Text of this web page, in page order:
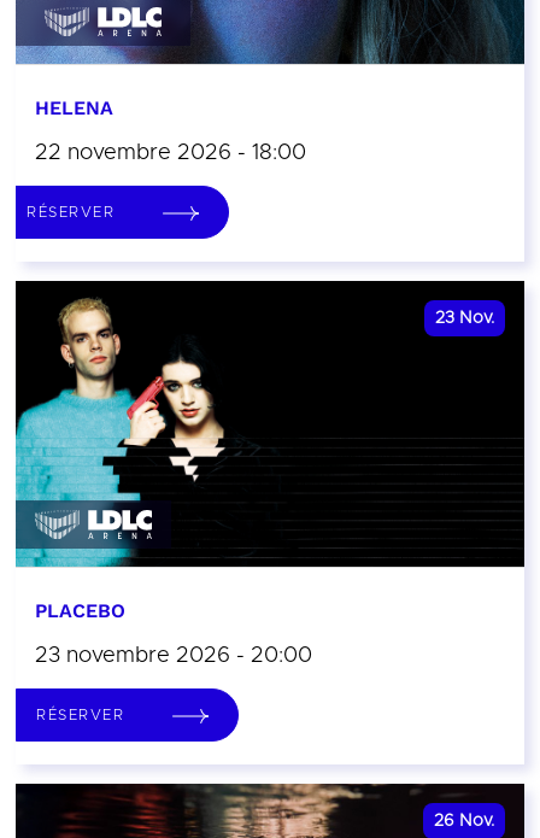
HELENA
22 novembre 2026 - 18:00
RÉSERVER
23 Nov.
PLACEBO
23 novembre 2026 - 20:00
RÉSERVER
26 Nov.